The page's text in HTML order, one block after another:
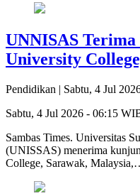
UNNISAS
University
Pendidikan | Sabtu, 4 Jul
Sabtu, 4 Jul 2026 - 06:15
Sambas Times. Universitas
(UNISSAS) menerima
College, Sarawak,